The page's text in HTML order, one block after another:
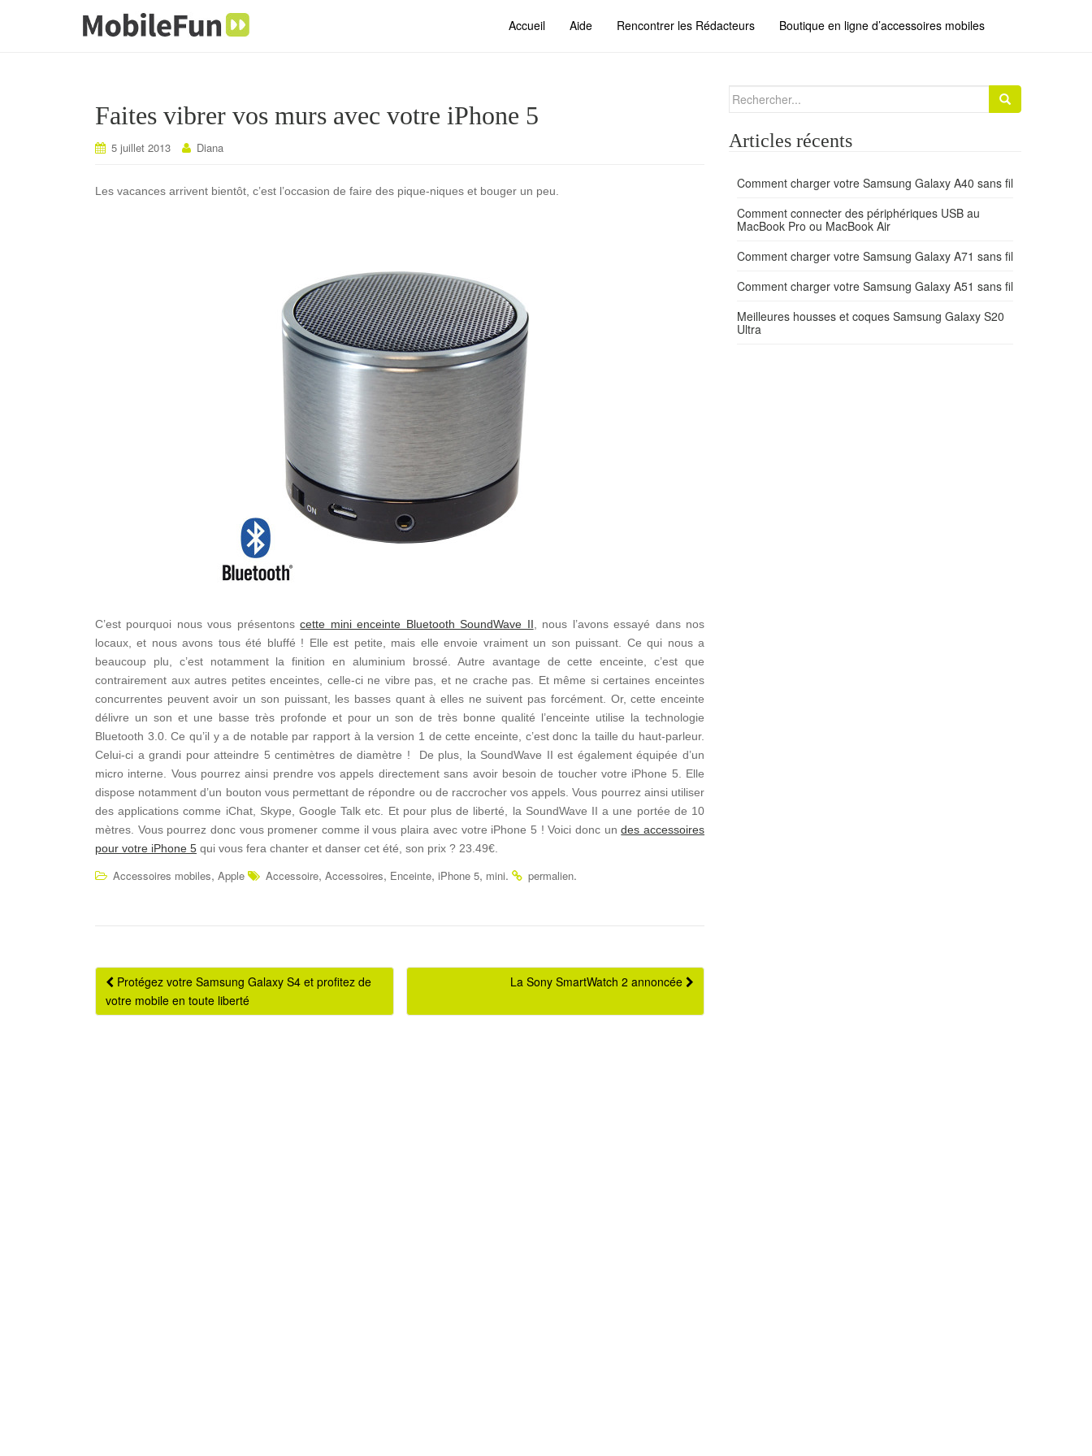
Accueil Aide Rencontrer les Rédacteurs Boutique en ligne d’accessoires mobiles
Faites vibrer vos murs avec votre iPhone 5
5 juillet 2013 Diana
Les vacances arrivent bientôt, c’est l’occasion de faire des pique-niques et bouger un peu.
C’est pourquoi nous vous présentonscette mini enceinte Bluetooth SoundWave II , nous l’avons essayé dans nos
locaux, et nous avons tous été bluffé ! Elle est petite, mais elle envoie vraiment un son puissant. Ce qui nous a
beaucoup plu, c’est notamment la finition en aluminium brossé. Autre avantage de cette enceinte, c’est que
contrairement aux autres petites enceintes, celle-ci ne vibre pas, et ne crache pas. Et même si certaines enceintes
concurrentes peuvent avoir un son puissant, les basses quant à elles ne suivent pas forcément. Or, cette enceinte
délivre un son et une basse très profonde et pour un son de très bonne qualité l’enceinte utilise la technologie
Bluetooth 3.0. Ce qu’il y a de notable par rapport à la version 1 de cette enceinte, c’est donc la taille du haut-parleur.
Celui-ci a grandi pour atteindre 5 centimètres de diamètre ! De plus, la SoundWave II est également équipée d’un
micro interne. Vous pourrez ainsi prendre vos appels directement sans avoir besoin de toucher votre iPhone 5. Elle
dispose notamment d’un bouton vous permettant de répondre ou de raccrocher vos appels. Vous pourrez ainsi utiliser
des applications comme iChat, Skype, Google Talk etc. Et pour plus de liberté, la SoundWave II a une portée de 10
mètres. Vous pourrez donc vous promener comme il vous plaira avec votre iPhone 5 ! Voici donc undes accessoires
pour votre iPhone 5 qui vous fera chanter et danser cet été, son prix ? 23.49€.
Accessoires mobiles, Apple Accessoire, Accessoires, Enceinte, iPhone 5, mini. permalien.
Navigation Article
Protégez votre Samsung Galaxy S4 et profitez de
votre mobile en toute liberté
La Sony SmartWatch 2 annoncée
Search for:
Articles récents
Comment charger votre Samsung Galaxy A40 sans fil
Comment connecter des périphériques USB au
MacBook Pro ou MacBook Air
Comment charger votre Samsung Galaxy A71 sans fil
Comment charger votre Samsung Galaxy A51 sans fil
Meilleures housses et coques Samsung Galaxy S20
Ultra